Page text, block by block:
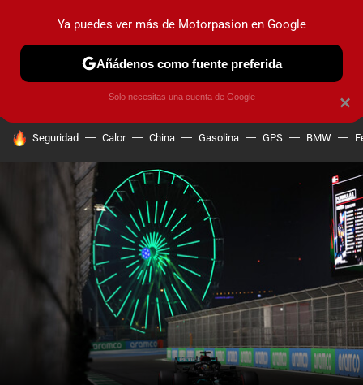
PRUEBAS COCHES ELÉCTRICOS OBSERVATORIO
HOY SE HABLA DE
Seguridad Calor China Gasolina GPS BMW
×
Ya puedes ver más de Motorpasion en Google
Añádenos como fuente preferida
Solo necesitas una cuenta de Google